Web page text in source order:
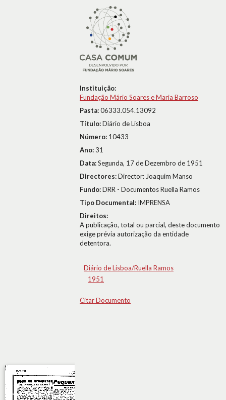
Instituição:
Fundação Mário Soares e Maria Barroso
Pasta:06333.054.13092
Título:Diário de Lisboa
Número: 10433
Ano:31
Data:Segunda, 17 de Dezembro de 1951
Directores:Director: Joaquim Manso
Fundo:DRR - Documentos Ruella Ramos
Tipo Documental: IMPRENSA
Direitos:
A publicação, total ou parcial, deste documento
exige prévia autorização da entidade
detentora.
Diário de Lisboa/Ruella Ramos
1951
Citar Documento